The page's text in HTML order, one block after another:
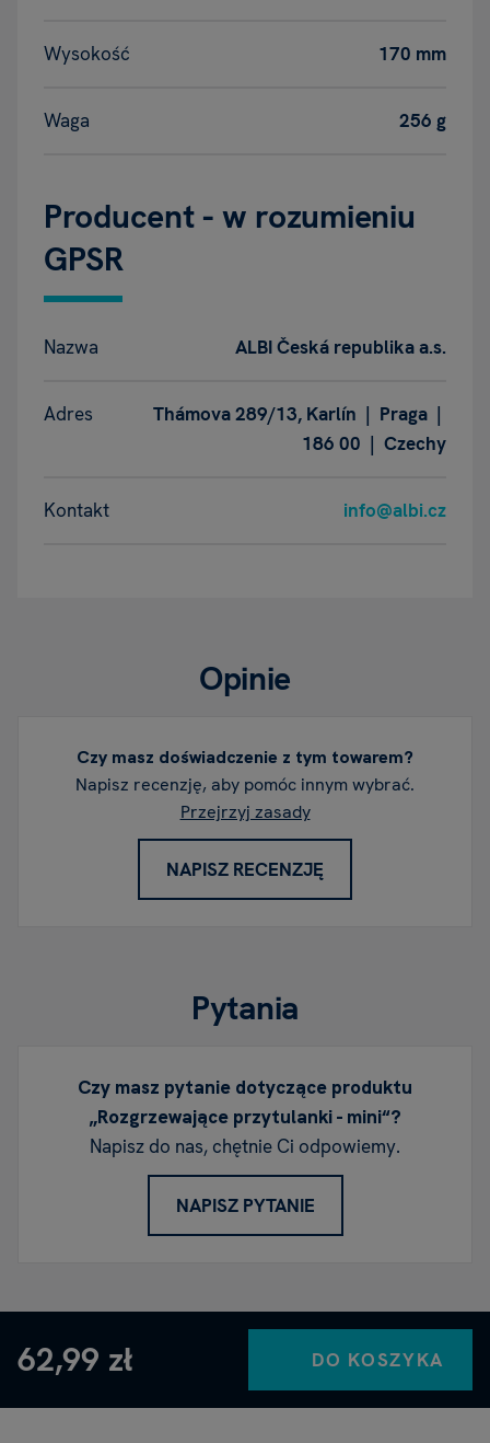
Wysokość 170 mm
Waga 256 g
Producent - w rozumieniu
GPSR
Nazwa ALBI Česká republika a.s.
Adres
Thámova 289/13, Karlín | Praga |
186 00 | Czechy
Kontakt info@albi.cz
Opinie
Czy masz doświadczenie z tym towarem?
Napisz recenzję, aby pomóc innym wybrać.
Przejrzyj zasady
NAPISZ RECENZJĘ
Pytania
Czy masz pytanie dotyczące produktu
„Rozgrzewające przytulanki - mini“?
Napisz do nas, chętnie Ci odpowiemy.
NAPISZ PYTANIE
62,99 zł DO KOSZYKA